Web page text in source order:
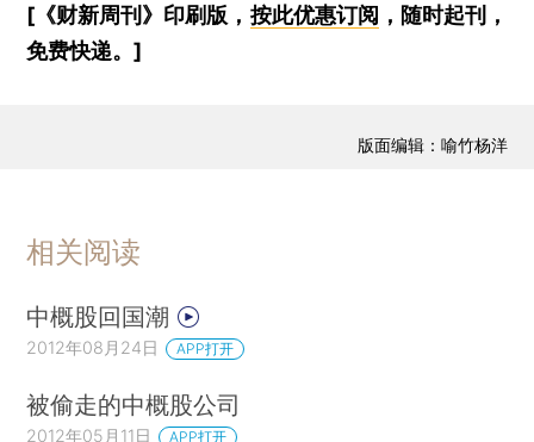
[《财新周刊》印刷版， 按此优惠订阅 ，随时起刊，
免费快递。]
版面编辑：喻竹杨洋
相关阅读
中概股回国潮
2012年08月24日 APP打开
被偷走的中概股公司
2012年05月11日 APP打开